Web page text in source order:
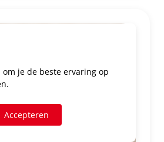
je de beste ervaring op
Accepteren